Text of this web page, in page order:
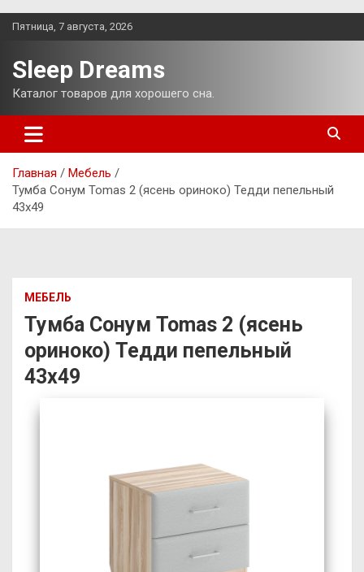
Перейти
Пятница, 7 августа, 2026
Sleep Dreams
Каталог товаров для хорошего сна.
Главная
Мебель
Тумба Сонум Tomas 2 (ясень ориноко) Тедди пепельный
43х49
МЕБЕЛЬ
Тумба Сонум Tomas 2 (ясень
ориноко) Тедди пепельный
43х49